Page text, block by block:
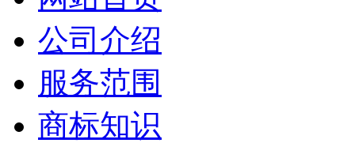
公司介绍
服务范围
商标知识